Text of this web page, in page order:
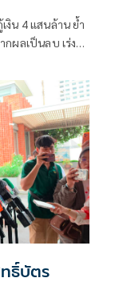
งิน 4 แสนล้าน ย้ำ
ผลเป็นลบ เร่ง
ธิ์บัตร